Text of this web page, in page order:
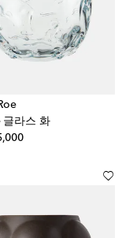
라스 화
original price